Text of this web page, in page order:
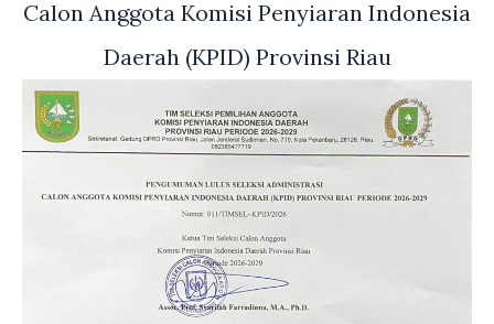
Calon Anggota Komisi Penyiaran Indonesia
Daerah (KPID) Provinsi Riau